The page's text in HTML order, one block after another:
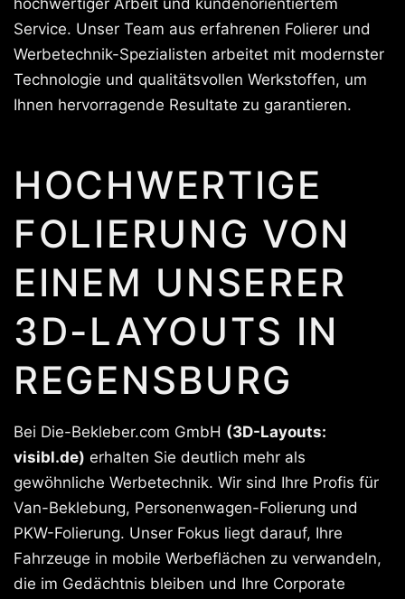
hochwertiger Arbeit und kundenorientiertem
Service. Unser Team aus erfahrenen Folierer und
Werbetechnik-Spezialisten arbeitet mit modernster
Technologie und qualitätsvollen Werkstoffen, um
Ihnen hervorragende Resultate zu garantieren.
HOCHWERTIGE
FOLIERUNG VON
EINEM UNSERER
3D-LAYOUTS IN
REGENSBURG
Bei Die-Bekleber.com GmbH (3D-Layouts:
visibl.de) erhalten Sie deutlich mehr als
gewöhnliche Werbetechnik. Wir sind Ihre Profis für
Van-Beklebung, Personenwagen-Folierung und
PKW-Folierung. Unser Fokus liegt darauf, Ihre
Fahrzeuge in mobile Werbeflächen zu verwandeln,
die im Gedächtnis bleiben und Ihre Corporate